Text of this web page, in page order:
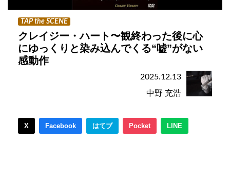
TAP the SCENE
クレイジー・ハート〜観終わった後に心
にゆっくりと染み込んでくる“嘘”がない
感動作
2025.12.13
中野 充浩
X Facebook はてブ Pocket LINE